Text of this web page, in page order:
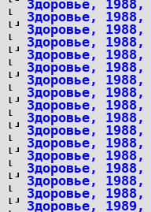
Здоровье,
Здоровье,
Здоровье,
Здоровье,
Здоровье,
Здоровье,
Здоровье,
Здоровье,
Здоровье,
Здоровье,
Здоровье,
Здоровье,
Здоровье,
Здоровье,
Здоровье,
Здоровье,
Здоровье,